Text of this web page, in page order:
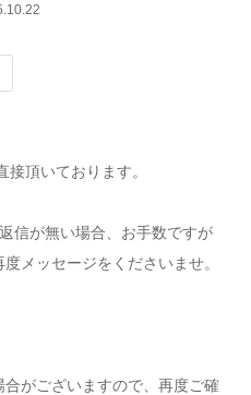
頂いております。
信が無い場合、お手数ですが
メッセージをくださいませ。
がございますので、再度ご確